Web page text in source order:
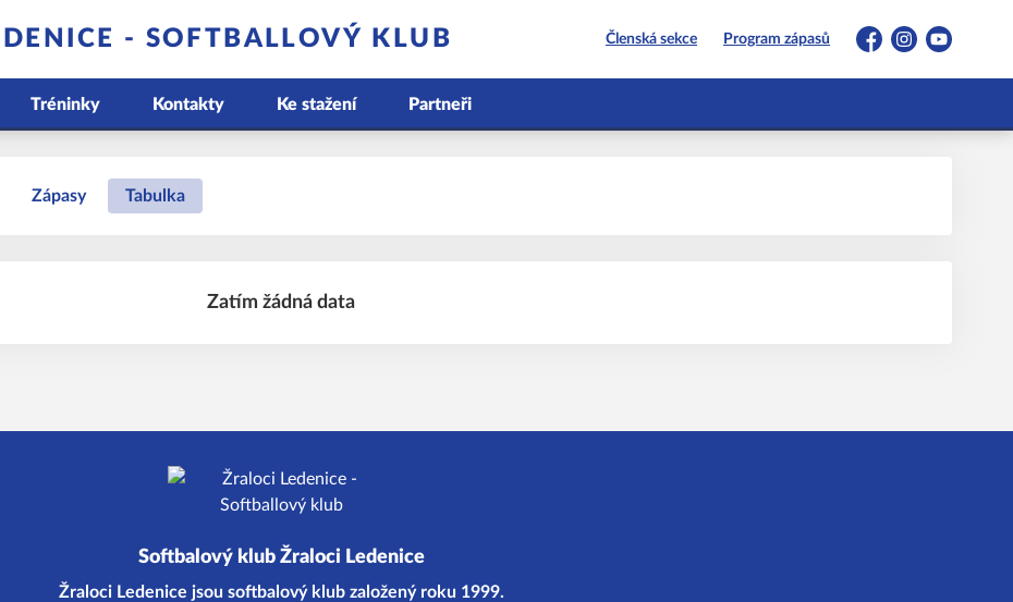
- SOFTBALLOVÝ KLUB Členská sekce Program zápasů
FacebookInstagramYouTube
Tréninky Kontakty Ke stažení Partneři
Zápasy Tabulka
Zatím žádná data
Softbalový klub Žraloci Ledenice
Žraloci Ledenice jsou softbalový klub založený roku 1999.